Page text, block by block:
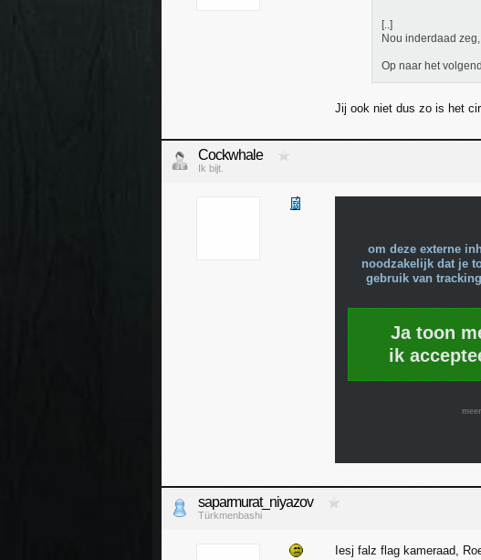
[..]
Nou inderdaad
Op naar het
Jij ook niet dus zo is het
Cockwhale
Ik bijt.
om deze externe
noodzakelijk dat je
gebruik van
Ja toon
ik
saparmurat_niyazov
Türkmenbashi
Iesj falz flag kameraad,